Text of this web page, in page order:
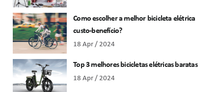
Como escolher a melhor bicicleta elétrica
custo-benefício?
18 Apr / 2024
Top 3 melhores bicicletas elétricas baratas
18 Apr / 2024